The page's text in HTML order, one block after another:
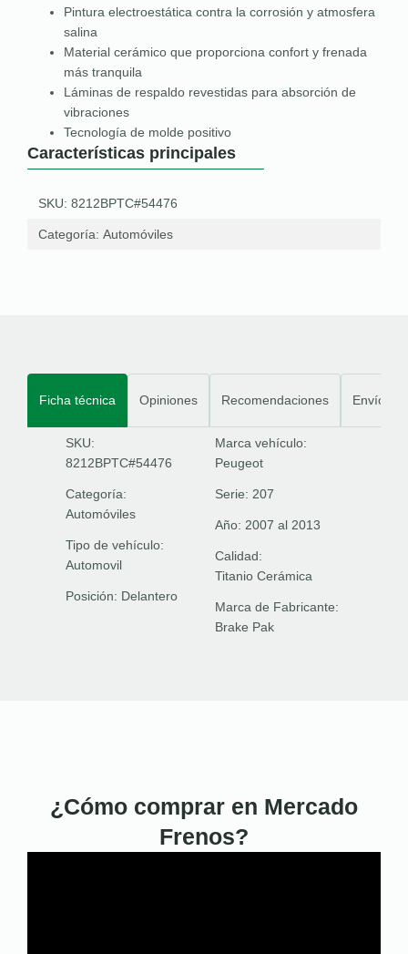
Pintura electroestática contra la corrosión y atmosfera
salina
Material cerámico que proporciona confort y frenada
más tranquila
Láminas de respaldo revestidas para absorción de
vibraciones
Tecnología de molde positivo
Características principales
SKU: 8212BPTC#54476
Categoría: Automóviles
Ficha técnica Opiniones Recomendaciones Envíos
SKU:
8212BPTC#54476
Categoría:
Automóviles
Tipo de vehículo:
Automovil
Posición: Delantero
Marca vehículo:
Peugeot
Serie: 207
Año: 2007 al 2013
Calidad:
Titanio Cerámica
Marca de Fabricante:
Brake Pak
¿Cómo comprar en Mercado
Frenos?